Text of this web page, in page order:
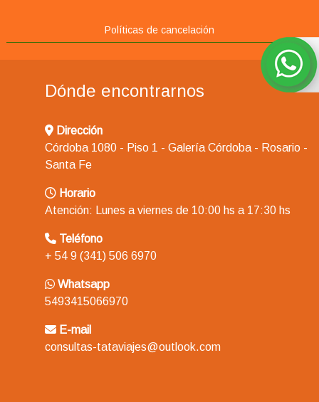
Políticas de cancelación
Dónde encontrarnos
Dirección
Córdoba 1080 - Piso 1 - Galería Córdoba - Rosario -
Santa Fe
Horario
Atención: Lunes a viernes de 10:00 hs a 17:30 hs
Teléfono
+ 54 9 (341) 506 6970
Whatsapp
5493415066970
E-mail
consultas-tataviajes@outlook.com